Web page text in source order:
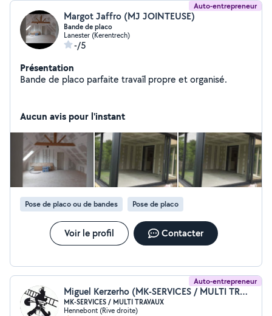
Auto-entrepreneur
Margot Jaffro (MJ JOINTEUSE)
Bande de placo
Lanester (Kerentrech)
-/5
Présentation
Bande de placo parfaite travaîl propre et organisé.
Aucun avis pour l'instant
Pose de placo ou de bandes Pose de placo
Voir le profil Contacter
Auto-entrepreneur
Miguel Kerzerho (MK-SERVICES / MULTI TRAVAUX)
MK-SERVICES / MULTI TRAVAUX
Hennebont (Rive droite)